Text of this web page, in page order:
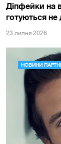
Діпфейки на
готуються не
23 липня 2026